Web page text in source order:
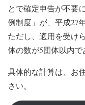
とで確定申告が不要
例制度」が、平成27
ただし、適用を受け
体の数が5団体以内で
具体的な計算は、お
さい。